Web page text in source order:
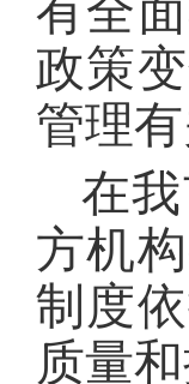
有全
政策
管理
在
方机
制度
质量